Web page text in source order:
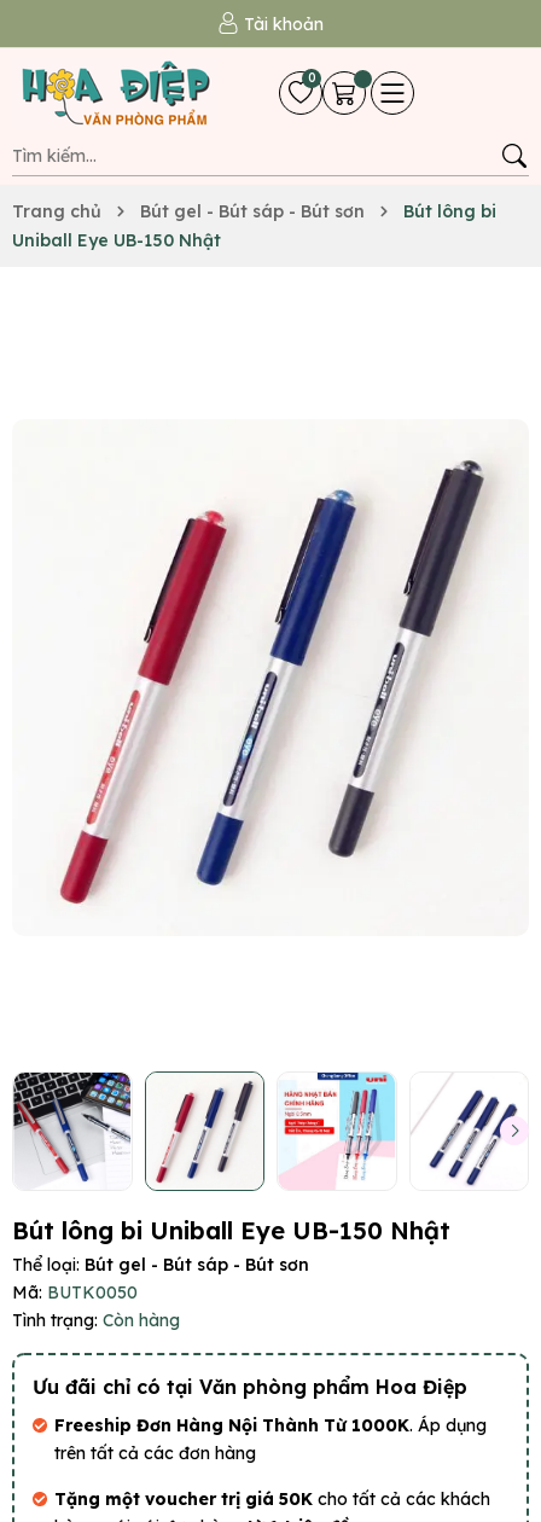
Tài khoản
0
Trang chủ Bút gel - Bút sáp - Bút sơn
Bút lông bi
Uniball Eye UB-150 Nhật
Bút lông bi Uniball Eye UB-150 Nhật
Thể loại: Bút gel - Bút sáp - Bút sơn
Mã: BUTK0050
Tình trạng: Còn hàng
Ưu đãi chỉ có tại Văn phòng phẩm Hoa Điệp
Freeship Đơn Hàng Nội Thành Từ 1000K. Áp dụng
trên tất cả các đơn hàng
Tặng một voucher trị giá 50K cho tất cả các khách